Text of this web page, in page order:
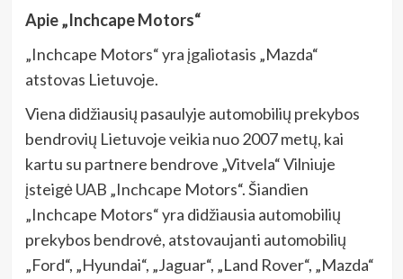
Apie „Inchcape Motors“
„Inchcape Motors“ yra įgaliotasis „Mazda“
atstovas Lietuvoje.
Viena didžiausių pasaulyje automobilių prekybos
bendrovių Lietuvoje veikia nuo 2007 metų, kai
kartu su partnere bendrove „Vitvela“ Vilniuje
įsteigė UAB „Inchcape Motors“. Šiandien
„Inchcape Motors“ yra didžiausia automobilių
prekybos bendrovė, atstovaujanti automobilių
„Ford“, „Hyundai“, „Jaguar“, „Land Rover“, „Mazda“